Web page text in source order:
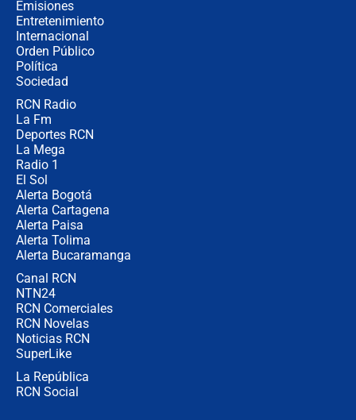
Emisiones
Entretenimiento
Internacional
Orden Público
Política
Sociedad
RCN Radio
La Fm
Deportes RCN
La Mega
Radio 1
El Sol
Alerta Bogotá
Alerta Cartagena
Alerta Paisa
Alerta Tolima
Alerta Bucaramanga
Canal RCN
NTN24
RCN Comerciales
RCN Novelas
Noticias RCN
SuperLike
La República
RCN Social